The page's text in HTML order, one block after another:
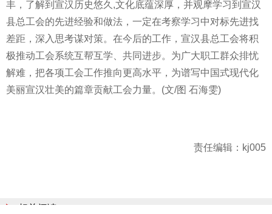
丰，了解到宣汉历史悠久,文化底蕴深厚，并观摩学习到宣汉
县总工会的先进经验和做法，一定在考察学习中对标先进找
差距，深入思考谋对策。在今后的工作，宣汉县总工会将积
极推动工会系统互帮互学、共同进步。为广大职工群众排忧
解难，把各项工会工作推向更高水平 ，为谱写中国式现代化
美丽宣汉壮美的篇章贡献工会力量。(文/图 石海雯)
责任编辑：kj005
相关阅读